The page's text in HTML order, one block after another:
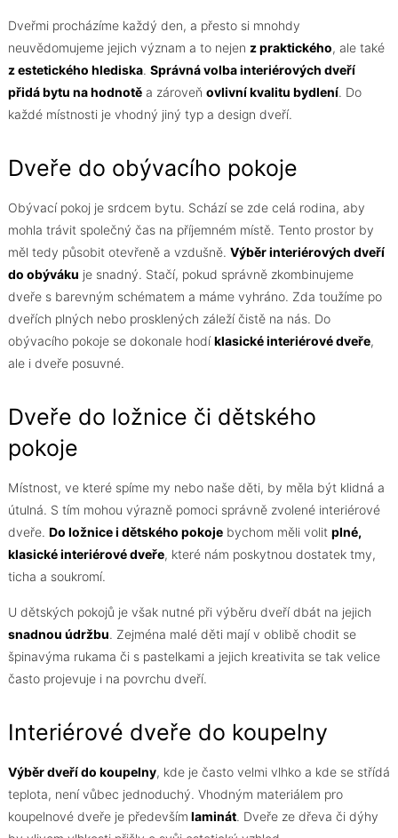
Dveřmi procházíme každý den, a přesto si mnohdy
neuvědomujeme jejich význam a to nejen z praktického, ale také
z estetického hlediska. Správná volba interiérových dveří
přidá bytu na hodnotěa zároveň ovlivní kvalitu bydlení. Do
každé místnosti je vhodný jiný typ a design dveří.
Dveře do obývacího pokoje
Obývací pokoj je srdcem bytu. Schází se zde celá rodina, aby
mohla trávit společný čas na příjemném místě. Tento prostor by
měl tedy působit otevřeně a vzdušně. Výběr interiérových dveří
do obýváku je snadný. Stačí, pokud správně zkombinujeme
dveře s barevným schématem a máme vyhráno. Zda toužíme po
dveřích plných nebo prosklených záleží čistě na nás. Do
obývacího pokoje se dokonale hodíklasické interiérové dveře,
ale i dveře posuvné.
Dveře do ložnice či dětského
pokoje
Místnost, ve které spíme my nebo naše děti, by měla být klidná a
útulná. S tím mohou výrazně pomoci správně zvolené interiérové
dveře. Do ložnice i dětského pokojebychom měli volit plné,
klasické interiérové dveře, které nám poskytnou dostatek tmy,
ticha a soukromí.
U dětských pokojů je však nutné při výběru dveří dbát na jejich
snadnou údržbu. Zejména malé děti mají v oblibě chodit se
špinavýma rukama či s pastelkami a jejich kreativita se tak velice
často projevuje i na povrchu dveří.
Interiérové dveře do koupelny
Výběr dveří do koupelny, kde je často velmi vlhko a kde se střídá
teplota, není vůbec jednoduchý. Vhodným materiálem pro
koupelnové dveře je především laminát. Dveře ze dřeva či dýhy